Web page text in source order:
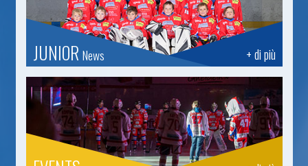
+ di più
JUNIOR News